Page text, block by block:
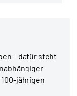
– dafür steht
jährigen